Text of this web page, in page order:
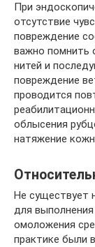
При
отсутствие
повреждение
важно помнить
нитей и
повреждение
проводится
облысения
натяжение
Не существует
для
омоложения
практике были